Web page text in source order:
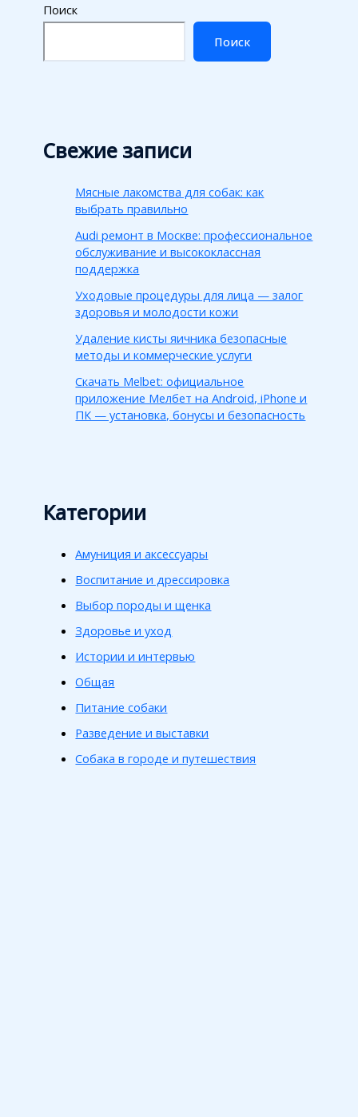
Поиск
Поиск
Свежие записи
Мясные лакомства для собак: как
выбрать правильно
Audi ремонт в Москве: профессиональное
обслуживание и высококлассная
поддержка
Уходовые процедуры для лица — залог
здоровья и молодости кожи
Удаление кисты яичника безопасные
методы и коммерческие услуги
Скачать Melbet: официальное
приложение Мелбет на Android, iPhone и
ПК — установка, бонусы и безопасность
Категории
Амуниция и аксессуары
Воспитание и дрессировка
Выбор породы и щенка
Здоровье и уход
Истории и интервью
Общая
Питание собаки
Разведение и выставки
Собака в городе и путешествия